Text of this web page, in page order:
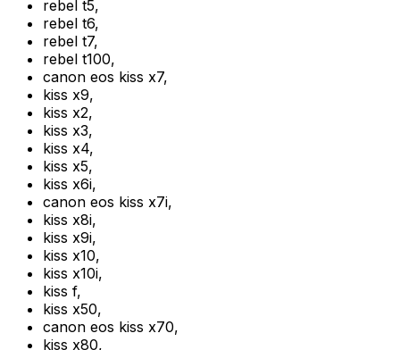
rebel t5,
rebel t6,
rebel t7,
rebel t100,
canon eos kiss x7,
kiss x9,
kiss x2,
kiss x3,
kiss x4,
kiss x5,
kiss x6i,
canon eos kiss x7i,
kiss x8i,
kiss x9i,
kiss x10,
kiss x10i,
kiss f,
kiss x50,
canon eos kiss x70,
kiss x80,